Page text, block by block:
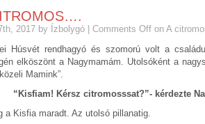
2017 by Ízbolygó Comments Off on A
Húsvét rendhagyó és szomorú volt a
elköszönt a Nagymamám. Utolsóként a
Mamink”.
“Kisfiam! Kérsz citromosssat?”- kérdezte
a Kisfia maradt. Az utolsó pillanatig.